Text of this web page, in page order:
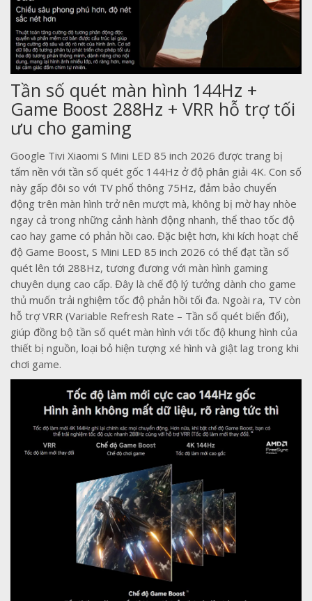
Tần số quét màn hình 144Hz +
Game Boost 288Hz + VRR hỗ trợ tối
ưu cho gaming
Google Tivi Xiaomi S Mini LED 85 inch 2026 được trang bị
tấm nền với tần số quét gốc 144Hz ở độ phân giải 4K. Con số
này gấp đôi so với TV phổ thông 75Hz, đảm bảo chuyển
động trên màn hình trở nên mượt mà, không bị mờ hay nhòe
ngay cả trong những cảnh hành động nhanh, thể thao tốc độ
cao hay game có phản hồi cao. Đặc biệt hơn, khi kích hoạt chế
độ Game Boost, S Mini LED 85 inch 2026 có thể đạt tần số
quét lên tới 288Hz, tương đương với màn hình gaming
chuyên dụng cao cấp. Đây là chế độ lý tưởng dành cho game
thủ muốn trải nghiệm tốc độ phản hồi tối đa. Ngoài ra, TV còn
hỗ trợ VRR (Variable Refresh Rate – Tần số quét biến đổi),
giúp đồng bộ tần số quét màn hình với tốc độ khung hình của
thiết bị nguồn, loại bỏ hiện tượng xé hình và giật lag trong khi
chơi game.